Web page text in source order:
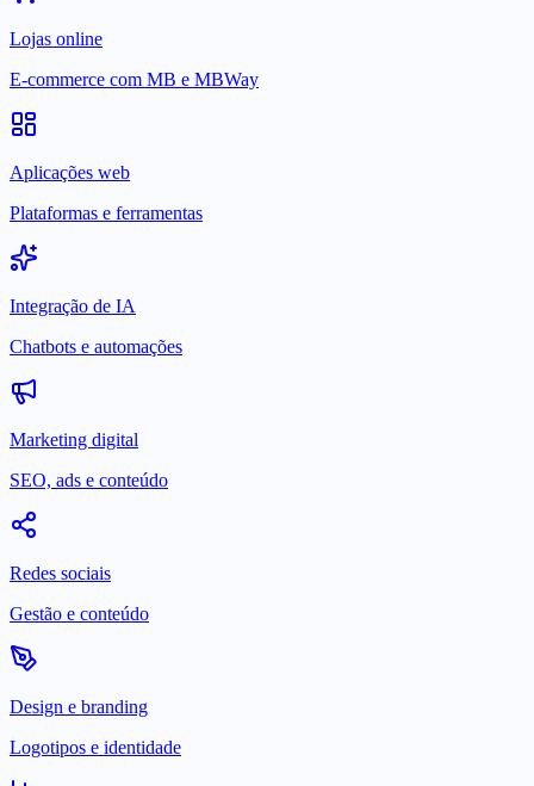
Lojas online
E-commerce com MB e MBWay
Aplicações web
Plataformas e ferramentas
Integração de IA
Chatbots e automações
Marketing digital
SEO, ads e conteúdo
Redes sociais
Gestão e conteúdo
Design e branding
Logotipos e identidade